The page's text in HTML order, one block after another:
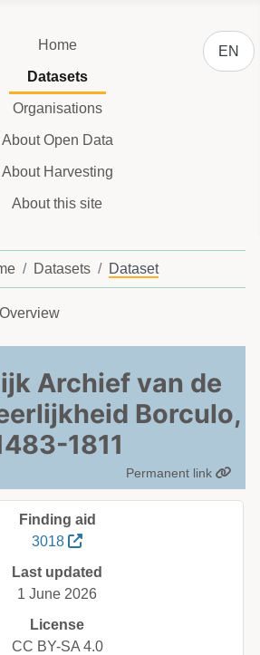
Home
Datasets
Organisations
About Open Data
About Harvesting
About this site
Select
EN
Datasets Dataset
Archief van de
Borculo,
1811
Permanent link
Finding aid
3018
Last updated
1 June 2026
License
CC BY-SA 4.0